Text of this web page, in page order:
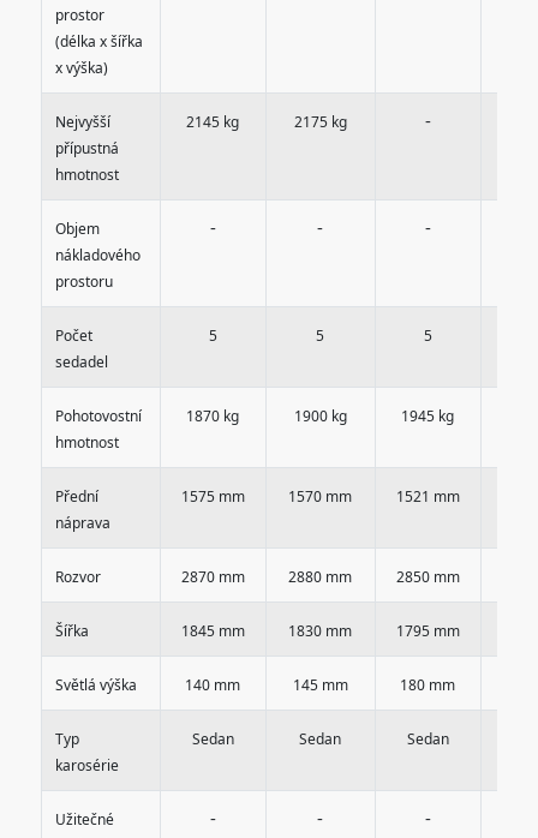
prostor
(délka x šířka
x výška)
Nejvyšší
přípustná
hmotnost
2145 kg 2175 kg -
Objem
nákladového
prostoru
- - -
Počet
sedadel
5 5 5
Pohotovostní
hmotnost
1870 kg 1900 kg 1945 kg
Přední
náprava
1575 mm 1570 mm 1521 mm
Rozvor 2870 mm 2880 mm 2850 mm
Šířka 1845 mm 1830 mm 1795 mm
Světlá výška 140 mm 145 mm 180 mm
Typ
karosérie
Sedan Sedan Sedan
Užitečné
- - -